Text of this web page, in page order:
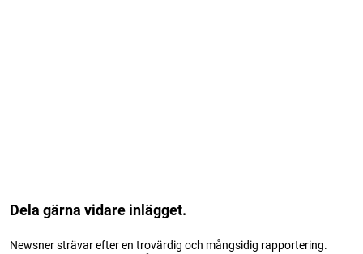
Dela gärna vidare inlägget.
Newsner strävar efter en trovärdig och mångsidig rapportering.